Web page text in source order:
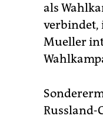
als
verbindet,
Mueller
Russland-